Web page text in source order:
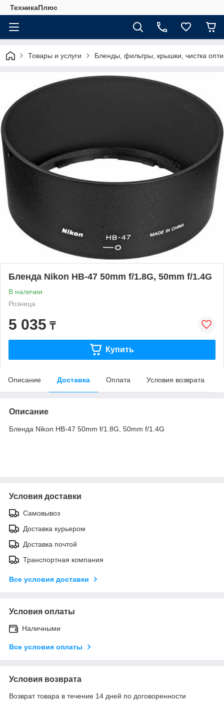
ТехникаПлюс
Товары и услуги Бленды, фильтры, крышки, чистка
Бленда Nikon HB-47 50mm f/1.8G, 50mm f/1.4G
В наличии
Розница
5 035 ₸
Купить
Описание Доставка Оплата Условия возврата
Описание
Бленда Nikon HB-47 50mm f/1.8G, 50mm f/1.4G
Условия доставки
Самовывоз
Доставка курьером
Доставка почтой
Транспортная компания
Все условия доставки
Условия оплаты
Наличными
Все условия оплаты
Условия возврата
Возврат товара в течение 14 дней по договоренности